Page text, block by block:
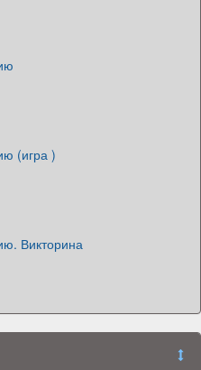
(игра )
Викторина